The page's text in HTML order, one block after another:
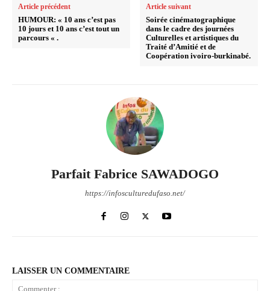
Article précédent
HUMOUR: « 10 ans c’est pas
10 jours et 10 ans c’est tout un
parcours « .
Article suivant
Soirée cinématographique
dans le cadre des journées
Culturelles et artistiques du
Traité d’Amitié et de
Coopération ivoiro-burkinabé.
Parfait Fabrice SAWADOGO
https://infosculturedufaso.net/
LAISSER UN COMMENTAIRE